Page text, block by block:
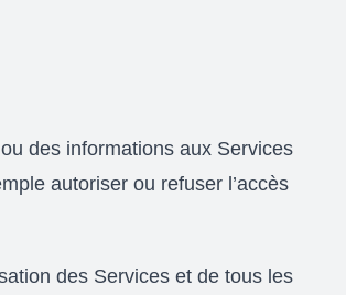
des informations aux Services
autoriser ou refuser l’accès
des Services et de tous les